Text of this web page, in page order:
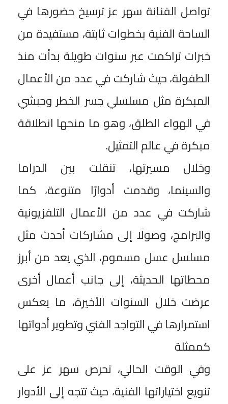
تواصل الفنانة سهر عز ترسيخ حضورها في
الساحة الفنية بخطوات ثابتة، مستفيدة من
خبرات تراكمت عبر سنوات طويلة بدأت منذ
الطفولة، حيث شاركت في عدد من الأعمال
المبكرة مثل مسلسلي جسر الخطر وحبشي
في الهواء الطلق، وهو ما منحها انطلاقة
مبكرة في عالم التمثيل.
وخلال مسيرتها، تنقلت بين الدراما
والسينما، وقدمت أدوارًا متنوعة، كما
شاركت في عدد من الأعمال التلفزيونية
والبرامج، وصولًا إلى مشاركات أحدث مثل
مسلسل عسل مسموم، الذي يعد من أبرز
محطاتها الحديثة، إلى جانب أعمال أخرى
عرضت خلال السنوات الأخيرة، ما يعكس
استمرارها في التواجد الفني وتطوير أدواتها
كممثلة
وفي الوقت الحالي، تحرص سهر عز على
تنويع اختياراتها الفنية، حيث تتجه إلى الأدوار